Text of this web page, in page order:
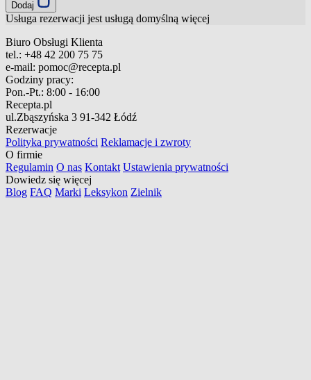
Dodaj
Usługa rezerwacji jest usługą domyślną więcej
Biuro Obsługi Klienta
tel.: +48 42 200 75 75
e-mail: pomoc@recepta.pl
Godziny pracy:
Pon.-Pt.: 8:00 - 16:00
Recepta.pl
ul.Zbąszyńska 3 91-342 Łódź
Rezerwacje
Polityka prywatności Reklamacje i zwroty
O firmie
Regulamin O nas Kontakt Ustawienia prywatności
Dowiedz się więcej
Blog FAQ Marki Leksykon Zielnik